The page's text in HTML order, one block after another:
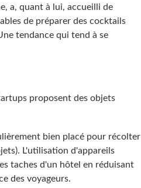
a, quant à lui, accueilli de
de préparer des cocktails
tendance qui tend à se
proposent des objets
bien placé pour récolter
L'utilisation d'appareils
taches d'un hôtel en réduisant
des voyageurs.